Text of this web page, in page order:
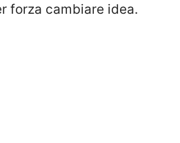
forza cambiare idea.